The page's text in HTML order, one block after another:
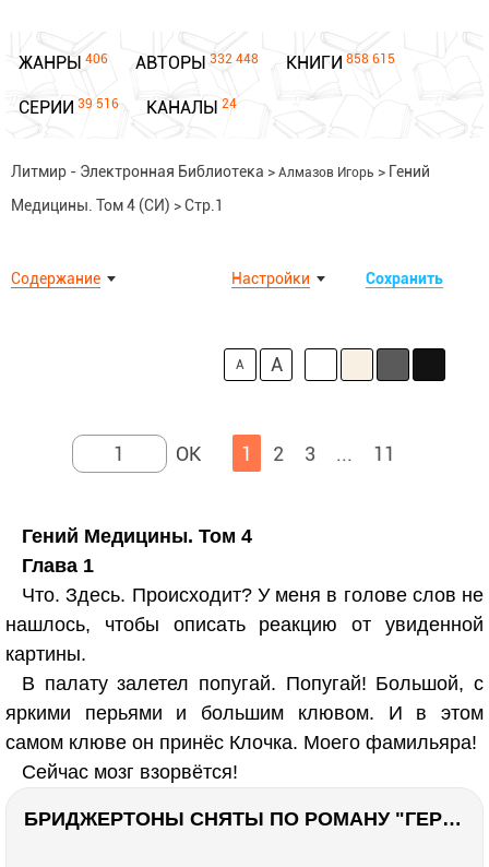
ЖАНРЫ 406 АВТОРЫ 332 448 КНИГИ 858 615
СЕРИИ 39 516 КАНАЛЫ 24
Литмир - Электронная Библиотека > Алмазов Игорь > Гений
Медицины. Том 4 (СИ) >Стр.1
Содержание Сохранить
Настройки
A A
1 2 3 ... 11
Гений Медицины. Том 4
Глава 1
Что. Здесь. Происходит? У меня в голове слов не
нашлось, чтобы описать реакцию от увиденной
картины.
В палату залетел попугай. Попугай! Большой, с
яркими перьями и большим клювом. И в этом
самом клюве он принёс Клочка. Моего фамильяра!
Сейчас мозг взорвётся!
БРИДЖЕРТОНЫ СНЯТЫ ПО РОМАНУ "ГЕРЦОГ И Я". Стоит ли читать?